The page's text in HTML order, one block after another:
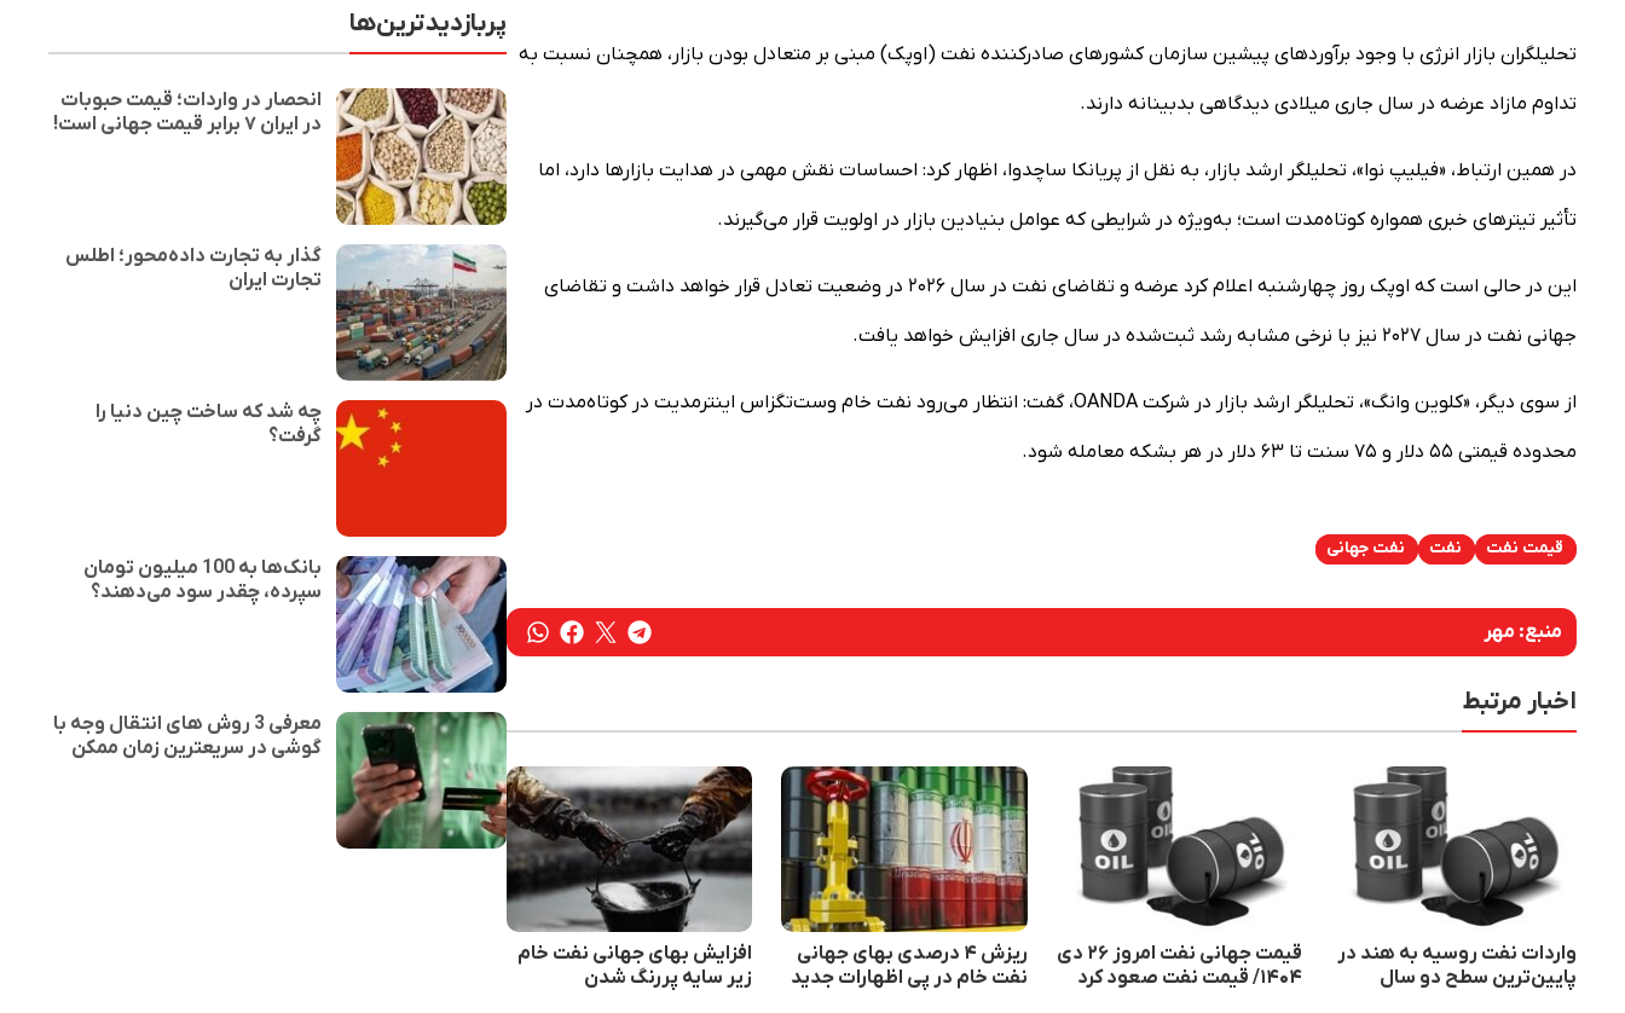
تحلیلگران بازار انرژی با وجود برآوردهای پیشین سازمان کشورهای صادرکننده نفت (اوپک) مبنی بر متعادل بودن بازار، همچنان نسبت به
تداوم مازاد عرضه در سال جاری میلادی دیدگاهی بدبینانه دارند.
در همین ارتباط، «فیلیپ نوا»، تحلیلگر ارشد بازار، به نقل از پریانکا ساچدوا، اظهار کرد: احساسات نقش مهمی در هدایت بازارها دارد، اما
تأثیر تیترهای خبری همواره کوتاه‌مدت است؛ به‌ویژه در شرایطی که عوامل بنیادین بازار در اولویت قرار می‌گیرند.
این در حالی است که اوپک روز چهارشنبه اعلام کرد عرضه و تقاضای نفت در سال ۲۰۲۶ در وضعیت تعادل قرار خواهد داشت و تقاضای
جهانی نفت در سال ۲۰۲۷ نیز با نرخی مشابه رشد ثبت‌شده در سال جاری افزایش خواهد یافت.
از سوی دیگر، «کلوین وانگ»، تحلیلگر ارشد بازار در شرکت OANDA، گفت: انتظار می‌رود نفت خام وست‌تگزاس اینترمدیت در کوتاه‌مدت در
محدوده قیمتی ۵۵ دلار و ۷۵ سنت تا ۶۳ دلار در هر بشکه معامله شود.
قیمت نفت نفت نفت جهانی
منبع: مهر
اخبار مرتبط
واردات نفت روسیه به هند در
پایین‌ترین سطح دو سال
قیمت جهانی نفت امروز ۲۶ دی
۱۴۰۴/ قیمت نفت صعود کرد
ریزش ۴ درصدی بهای جهانی
نفت خام در پی اظهارات جدید
افزایش بهای جهانی نفت خام
زیر سایه پررنگ شدن
پربازدیدترین‌ها
انحصار در واردات؛ قیمت حبوبات
در ایران ۷ برابر قیمت جهانی است!
گذار به تجارت داده‌محور؛ اطلس
تجارت ایران
چه شد که ساخت چین دنیا را
گرفت؟
بانک‌ها به 100 میلیون تومان
سپرده، چقدر سود می‌دهند؟
معرفی 3 روش های انتقال وجه با
گوشی در سریعترین زمان ممکن